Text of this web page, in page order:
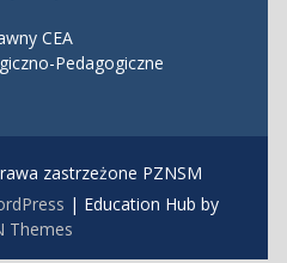
CEA
Pedagogiczne
zastrzeżone PZNSM
| Education Hub by
Themes